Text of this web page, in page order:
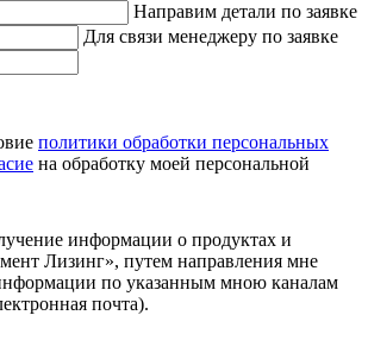
Направим детали по заявке
Для связи менеджеру по заявке
политики обработки персональных
на обработку моей персональной
информации о продуктах и
Лизинг», путем направления мне
по указанным мною каналам
почта).